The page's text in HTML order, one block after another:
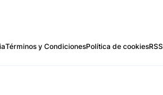
Términos y CondicionesPolítica de cookiesRSS